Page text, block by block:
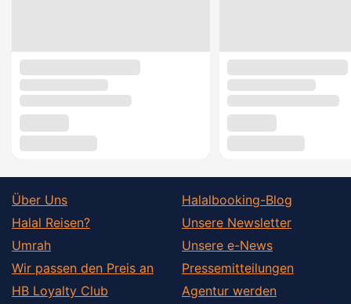
Über Uns
Halal Reisen?
Umrah
Wir passen den Preis an
HB Loyalty Club
Halalbooking-Blog
Unsere Newsletter
Unsere e-News
Pressemitteilungen
Agentur werden